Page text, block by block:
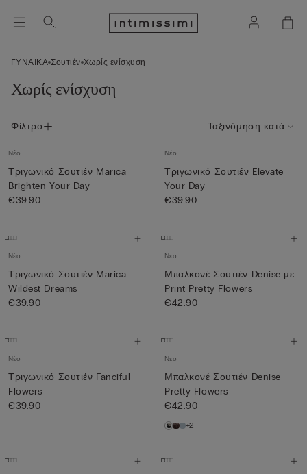
ΓΥΝΑΙΚΑ Σουτιέν Χωρίς ενίσχυση
Χωρίς ενίσχυση
Φίλτρο Ταξινόμηση κατά
Νέο
Τριγωνικό Σουτιέν Marica
Brighten Your Day
€39.90
Νέο
Τριγωνικό Σουτιέν Elevate
Your Day
€39.90
Νέο
Τριγωνικό Σουτιέν Marica
Wildest Dreams
€39.90
Νέο
Μπαλκονέ Σουτιέν Denise με
Print Pretty Flowers
€42.90
Νέο
Τριγωνικό Σουτιέν Fanciful
Flowers
€39.90
Νέο
Μπαλκονέ Σουτιέν Denise
Pretty Flowers
€42.90
+2